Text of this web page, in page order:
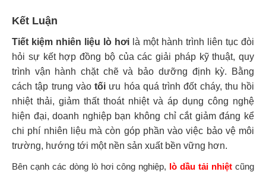
Kết Luận
Tiết kiệm nhiên liệu lò hơi là một hành trình liên tục đòi
hỏi sự kết hợp đồng bộ của các giải pháp kỹ thuật, quy
trình vận hành chặt chẽ và bảo dưỡng định kỳ. Bằng
cách tập trung vào tối ưu hóa quá trình đốt cháy, thu hồi
nhiệt thải, giảm thất thoát nhiệt và áp dụng công nghệ
hiện đại, doanh nghiệp bạn không chỉ cắt giảm đáng kể
chi phí nhiên liệu mà còn góp phần vào việc bảo vệ môi
trường, hướng tới một nền sản xuất bền vững hơn.
Bên cạnh các dòng lò hơi công nghiệp, lò dầu tải nhiệt cũng